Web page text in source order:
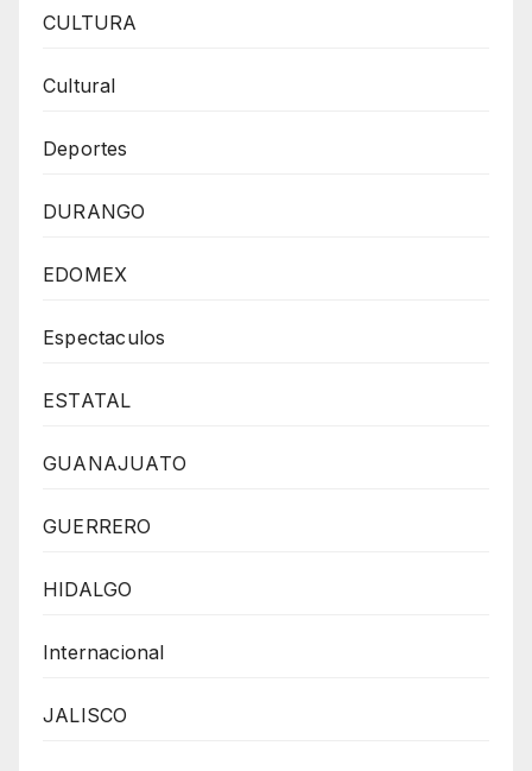
CULTURA
Cultural
Deportes
DURANGO
EDOMEX
Espectaculos
ESTATAL
GUANAJUATO
GUERRERO
HIDALGO
Internacional
JALISCO